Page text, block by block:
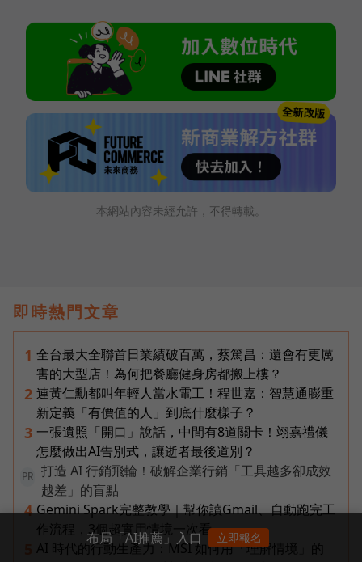
本網站內容未經允許，不得轉載。
即時熱門文章
1 全台最大全聯首日業績破百萬，蔡篤昌：還會有更厲
害的大型店！為何把餐廳健身房都搬上樓？
2 連黃仁勳都叫年輕人當水電工！程世嘉：智慧通膨重
新定義「有價值的人」到底什麼樣子？
3 一張遺照「開口」說話，中間有8道關卡！翊嘉禮儀
怎麼做出AI告別式，讓逝者最後道別？
PR
打造 AI 行銷飛輪！破解企業行銷「工具越多卻成效
越差」的盲點
4 Gemini Spark完整教學｜幫你讀Gmail、自動跑完工
作流程，3個超實用情境一次看
AI 時代的行動生產力：MSI 如何用「理解情境」的
布局「AI推薦」入口 立即報名